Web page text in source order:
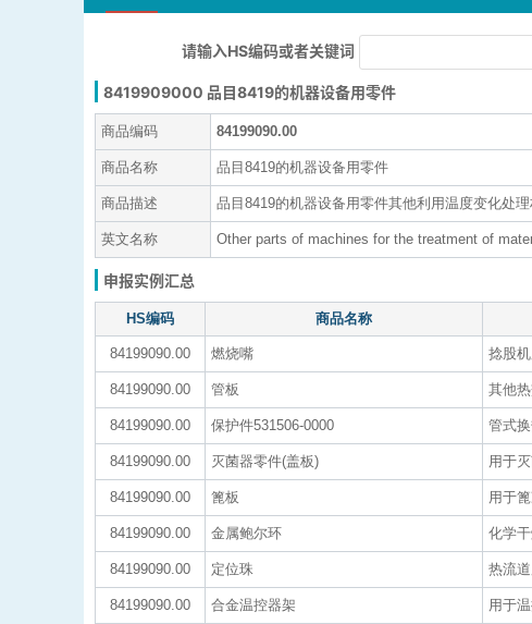
请输入HS编码或者关键词
8419909000 品目8419的机器设备用零件
商品编码 84199090.00
商品名称 品目8419的机器设备用零件
商品描述 品目8419的机器设备用零件其他利用温度变化处
英文名称 Other parts of machines for the treatment of
申报实例汇总
HS编码 商品名称
84199090.00 燃烧嘴 捻股
84199090.00 管板 其他
84199090.00 保护件531506-0000 管式
84199090.00 灭菌器零件(盖板) 用于
84199090.00 篦板 用于
84199090.00 金属鲍尔环 化学
84199090.00 定位珠 热流
84199090.00 合金温控器架 用于